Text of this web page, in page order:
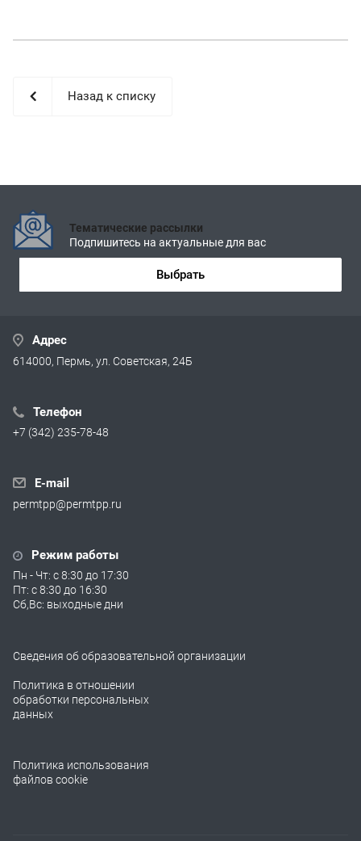
Назад к списку
Тематические рассылки
Подпишитесь на актуальные для вас
Выбрать
Адрес
614000, Пермь, ул. Советская, 24Б
Телефон
+7 (342) 235-78-48
E-mail
permtpp@permtpp.ru
Режим работы
Пн - Чт: с 8:30 до 17:30
Пт: с 8:30 до 16:30
Сб,Вс: выходные дни
Сведения об образовательной организации
Политика в отношении
обработки персональных
данных
Политика использования
файлов cookie